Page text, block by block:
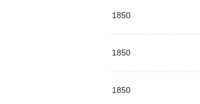
1850
1850
1850